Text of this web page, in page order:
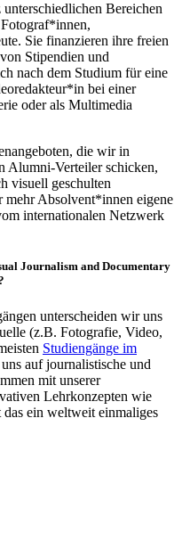
Bereichen
Sie finanzieren ihre freien
Stipendien und
nach dem Studium für eine
bei einer
oder als Multimedia
die wir in
Alumni-Verteiler schicken,
visuell geschulten
Absolvent*innen eigene
internationalen Netzwerk
Journalism and Documentary
unterscheiden wir uns
(z.B. Fotografie, Video,
Studiengänge im
auf journalistische und
mit unserer
Lehrkonzepten wie
ein weltweit einmaliges